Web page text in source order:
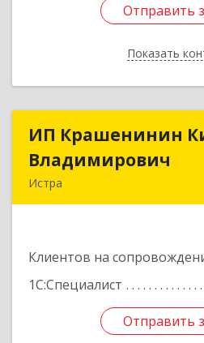
Отправить
Показать
Отправить
Назад
ИП Крашенинин
Владимирович
Истра
Клиентов на
1С:Специалист
Отправить
ИП
Отправить